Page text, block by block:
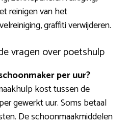
reinigen van het
graffiti verwijderen.
vragen over poetshulp
per uur?
kost tussen de
gewerkt uur. Soms betaal
De schoonmaakmiddelen